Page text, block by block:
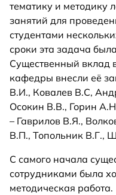
тематику и методику
занятий для
студентами
сроки эта задача
Существенный вклад
кафедры внесли её
В.И., Ковалев В.С,
Осокин В.В., Горин
– Гаврилов В.Я.,
В.П., Топольник В.Г.,
С самого начала
сотрудниками была
методическая работа.